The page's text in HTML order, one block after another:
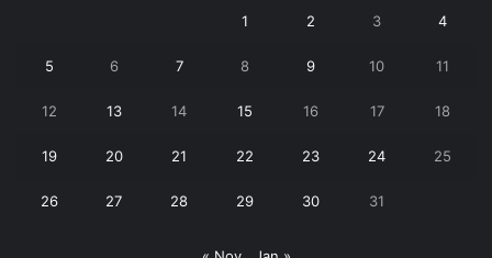
1 2 3 4
5 6 7 8 9 10 11
12 13 14 15 16 17 18
19 20 21 22 23 24 25
26 27 28 29 30 31